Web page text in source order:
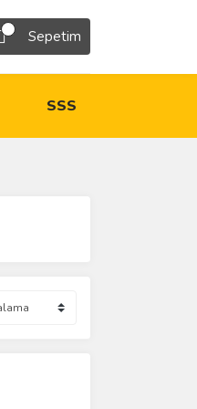
Sepetim
SSS